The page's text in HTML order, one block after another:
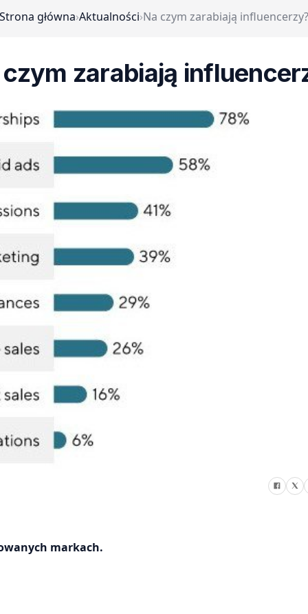
Strona główna›Aktualności›Na czym zarabiają influencerzy?
czym zarabiają
markach.